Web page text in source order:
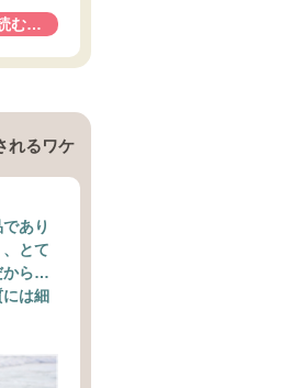
む…
れるワケ
あり
とて
から…
は細